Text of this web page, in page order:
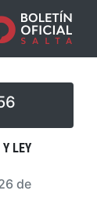
LEY
de